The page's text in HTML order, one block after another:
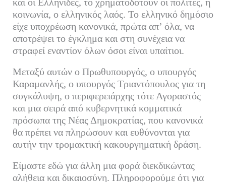
κοινωνία, ο ελληνικός λαός. Το ελληνικό δημόσιο
είχε υποχρέωση κανονικά, πρώτα απ’ όλα, να
αποτρέψει το έγκλημα και στη συνέχεια να
στραφεί εναντίον όλων όσοι είναι υπαίτιοι.
Μεταξύ αυτών ο Πρωθυπουργός, ο υπουργός
Καραμανλής, ο υπουργός Τριαντόπουλος για τη
συγκάλυψη, ο περιφερειάρχης τότε Αγοραστός
και μια σειρά από κυβερνητικά κομματικά
πρόσωπα της Νέας Δημοκρατίας, που κανονικά
θα πρέπει να πληρώσουν και ευθύνονται για
αυτήν την τρομακτική κακουργηματική δράση.
Είμαστε εδώ για άλλη μια φορά διεκδικώντας
αλήθεια και δικαιοσύνη. Πληροφορούμε ότι για